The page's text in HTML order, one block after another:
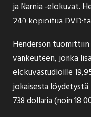
ja Narnia -elokuvat.
240 kopioitua DVD:tä.
Henderson
vankeuteen, jonka
elokuvastudioille
jokaisesta
738 dollaria (noin 18